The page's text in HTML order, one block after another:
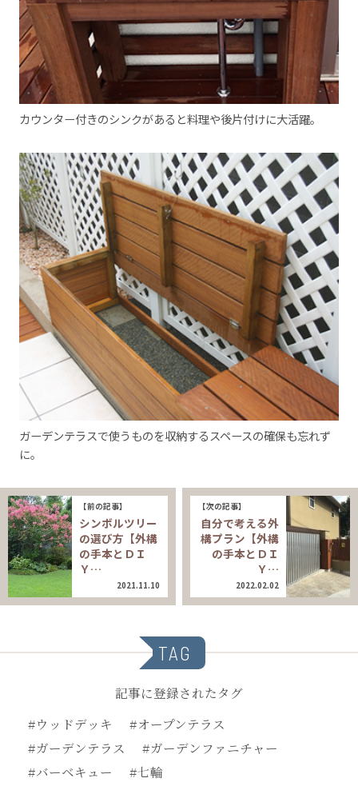
カウンター付きのシンクがあると料理や後片付けに大活躍。
ガーデンテラスで使うものを収納するスペースの確保も忘れず
に。
【前の記事】
シンボルツリー
の選び方【外構
の手本とＤＩ
Ｙ…
2021.11.10
【次の記事】
自分で考える外
構プラン【外構
の手本とＤＩ
Ｙ…
2022.02.02
TAG
記事に登録されたタグ
#ウッドデッキ
#オープンテラス
#ガーデンテラス
#ガーデンファニチャー
#バーベキュー
#七輪